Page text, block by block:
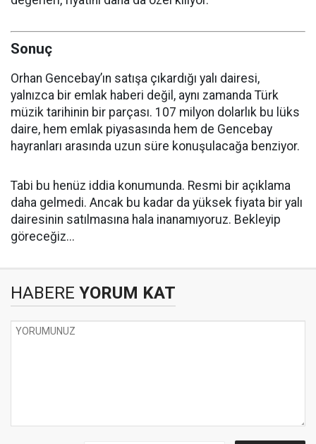
Sonuç
Orhan Gencebay’ın satışa çıkardığı yalı dairesi,
yalnızca bir emlak haberi değil, aynı zamanda Türk
müzik tarihinin bir parçası. 107 milyon dolarlık bu lüks
daire, hem emlak piyasasında hem de Gencebay
hayranları arasında uzun süre konuşulacağa benziyor.
Tabi bu henüz iddia konumunda. Resmi bir açıklama
daha gelmedi. Ancak bu kadar da yüksek fiyata bir yalı
dairesinin satılmasına hala inanamıyoruz. Bekleyip
göreceğiz...
HABERE YORUM KAT